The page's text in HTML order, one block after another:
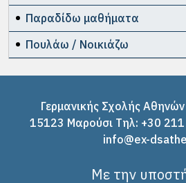
Παραδίδω μαθήματα
Πουλάω / Νοικιάζω
Γερμανικής Σχολής
15123 Μαρούσι Tηλ: +30
info@ex-
Με την